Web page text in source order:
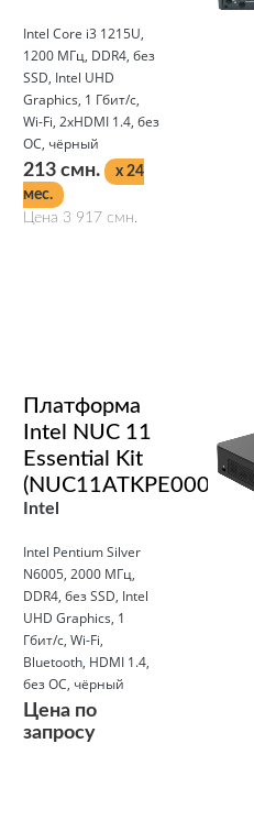
Intel Core i3 1215U,
1200 МГц, DDR4, без
SSD, Intel UHD
Graphics, 1 Гбит/с,
Wi-Fi, 2xHDMI 1.4, без
ОС, чёрный
213 смн.
x 24
мес.
Цена 3 917 смн.
Платформа
Intel NUC 11
Essential Kit
(NUC11ATKPE0001)
Intel
Intel Pentium Silver
N6005, 2000 МГц,
DDR4, без SSD, Intel
UHD Graphics, 1
Гбит/с, Wi-Fi,
Bluetooth, HDMI 1.4,
без ОС, чёрный
Цена по
запросу